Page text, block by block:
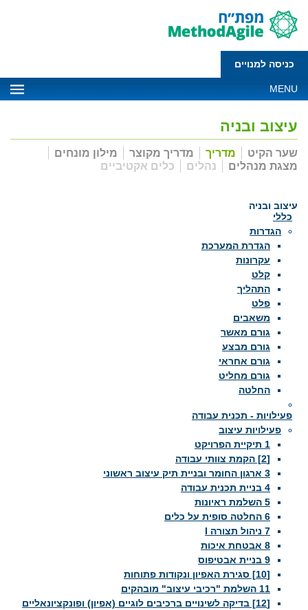
כניסה למנויים
MENU
עיצוב ובניה
שער הקיט מדריך מדריך מקוצר
מילון מונחים
מצגת מנהלים
נהלים כלים אקטיביים
עיצוב ובניה
כללי
הגדרות
הגדרת המערכת
עקרונות
קלט
התהליך
פלט
משאבים
גורם מאשר
גורם מבצע
גורם אחראי
גורם מחליט
החלטה
פעילויות - תכנית עבודה
פעילויות עיצוב
1 תיקיית הפרויקט
[2] הקמת צוותי עבודה
3 ארגון החומר ובניית תיק עיצוב ראשוני
4 בניית תכנית עבודה
5 השלמת ראיונות
6 החלטה סופית על כלים
7 ניהול תצורה I
8 אבטחת איכות
9 בניית אבטיפוס
[10] סגירת האפיון ונקודות פתוחות
11 השלמת "רכיבי עיצוב" מובהקים
[12] בדיקה לשינויים ברכיבים לוגיים (אפיון) ופונקציונאליים